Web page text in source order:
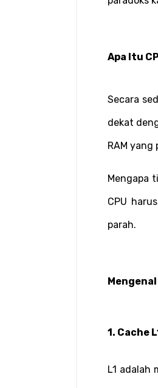
Apa Itu
Secara
dekat
RAM
Mengapa
CPU
parah.
1. Cache
L1 adalah